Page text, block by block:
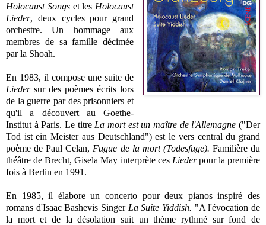
Holocaust Songset les Holocaust
Lieder, deux cycles pour grand
orchestre. Un hommage aux
membres de sa famille décimée
par la Shoah.
En 1983, il compose une suite de
Liedersur des poèmes écrits lors
de la guerre par des prisonniers et
qu'il a découvert au Goethe-
Institut à Paris. Le titre La mort est un maître de l'Allemagne ("Der
Tod ist ein Meister aus Deutschland") est le vers central du grand
poème de Paul Celan, Fugue de la mort (Todesfuge). Familière du
théâtre de Brecht, Gisela May interprète ces Liederpour la première
fois à Berlin en 1991.
En 1985, il élabore un concerto pour deux pianos inspiré des
romans d'Isaac Bashevis Singer La Suite Yiddish. "A l'évocation de
la mort et de la désolation suit un thème rythmé sur fond de